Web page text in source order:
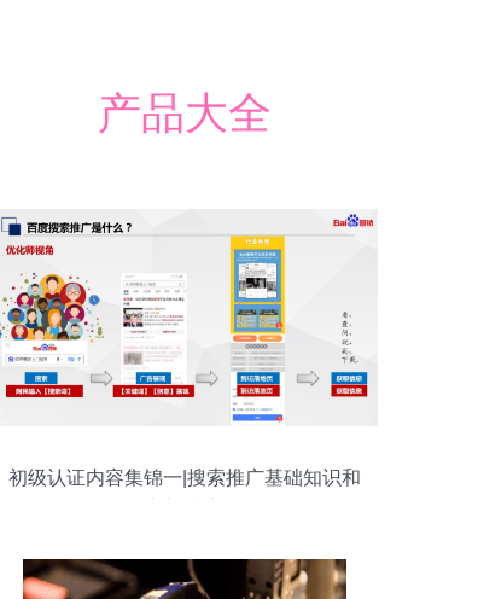
产品大全
初级认证内容集锦一|搜索推广基础知识和